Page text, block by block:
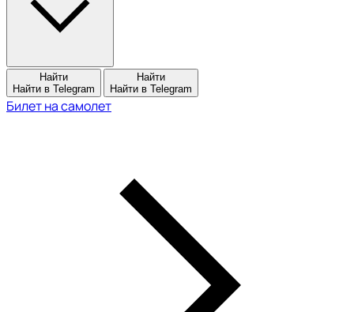
Найти
Найти в Telegram
Найти
Найти в Telegram
Билет на самолет